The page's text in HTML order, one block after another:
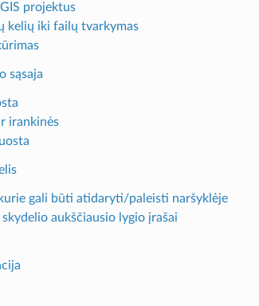
projektus
kelių iki failų tvarkymas
sąsaja
irankinės
gali būti atidaryti/paleisti naršyklėje
aukščiausio lygio įrašai